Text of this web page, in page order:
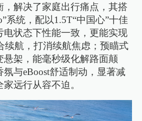
，解决了家庭出行痛点，其搭
系统，配以1.5T“中国心”十佳
电状态下性能一致，更能实现
续航，打消续航焦虑；预瞄式
悬架，能毫秒级化解路面颠
与eBoost舒适制动，显著减
远行从容不迫。